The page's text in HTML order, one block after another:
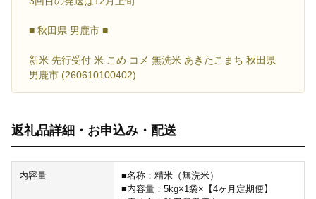
■ 秋田県 男鹿市 ■
新米 先行受付 米 こめ コメ 無洗米 あきたこまち 秋田県
男鹿市 (260610100402)
返礼品詳細・お申込み・配送
内容量
■名称：精米（無洗米）
■内容量：5kg×1袋×【4ヶ月定期便】